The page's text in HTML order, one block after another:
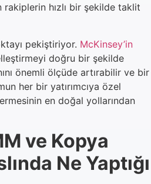
hızlı bir şekilde taklit
pekiştiriyor. McKinsey’in
doğru bir şekilde
önemli ölçüde artırabilir ve bir
her bir yatırımcıya özel
en doğal yollarından
ve Kopya
Ne Yaptığı